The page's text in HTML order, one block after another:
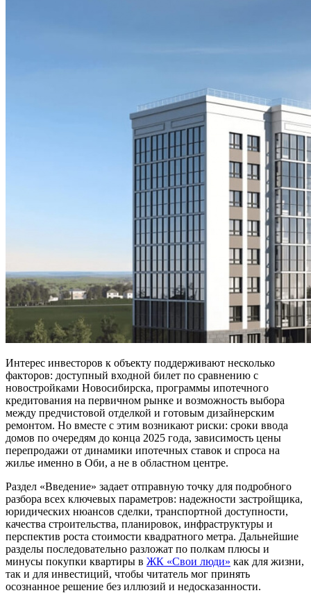
Интерес инвесторов к объекту поддерживают несколько
факторов: доступный входной билет по сравнению с
новостройками Новосибирска, программы ипотечного
кредитования на первичном рынке и возможность выбора
между предчистовой отделкой и готовым дизайнерским
ремонтом. Но вместе с этим возникают риски: сроки ввода
домов по очередям до конца 2025 года, зависимость цены
перепродажи от динамики ипотечных ставок и спроса на
жилье именно в Оби, а не в областном центре.
Раздел «Введение» задает отправную точку для подробного
разбора всех ключевых параметров: надежности застройщика,
юридических нюансов сделки, транспортной доступности,
качества строительства, планировок, инфраструктуры и
перспектив роста стоимости квадратного метра. Дальнейшие
разделы последовательно разложат по полкам плюсы и
минусы покупки квартиры в ЖК «Свои люди» как для жизни,
так и для инвестиций, чтобы читатель мог принять
осознанное решение без иллюзий и недосказанности.